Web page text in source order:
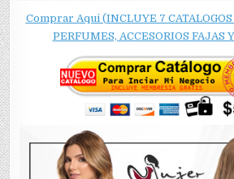
Comprar Aqui (INCLUYE 7 CATALOGOS
PERFUMES, ACCESORIOS FAJAS